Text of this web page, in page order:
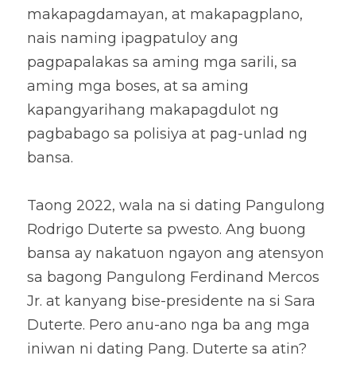
makapagdamayan, at makapagplano,
nais naming ipagpatuloy ang
pagpapalakas sa aming mga sarili, sa
aming mga boses, at sa aming
kapangyarihang makapagdulot ng
pagbabago sa polisiya at pag-unlad ng
bansa.
Taong 2022, wala na si dating Pangulong
Rodrigo Duterte sa pwesto. Ang buong
bansa ay nakatuon ngayon ang atensyon
sa bagong Pangulong Ferdinand Mercos
Jr. at kanyang bise-presidente na si Sara
Duterte. Pero anu-ano nga ba ang mga
iniwan ni dating Pang. Duterte sa atin?